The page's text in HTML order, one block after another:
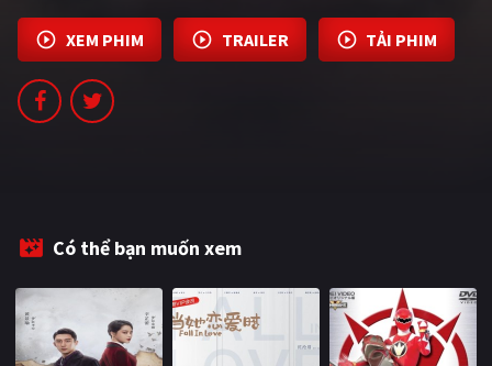
CẬP NHẬT
PHIM MỚI
PHIM BỘ
TUYỂN TẬP PHIM
BLOG
XEM PHIM TRAILER TẢI PHIM
Có thể bạn muốn xem